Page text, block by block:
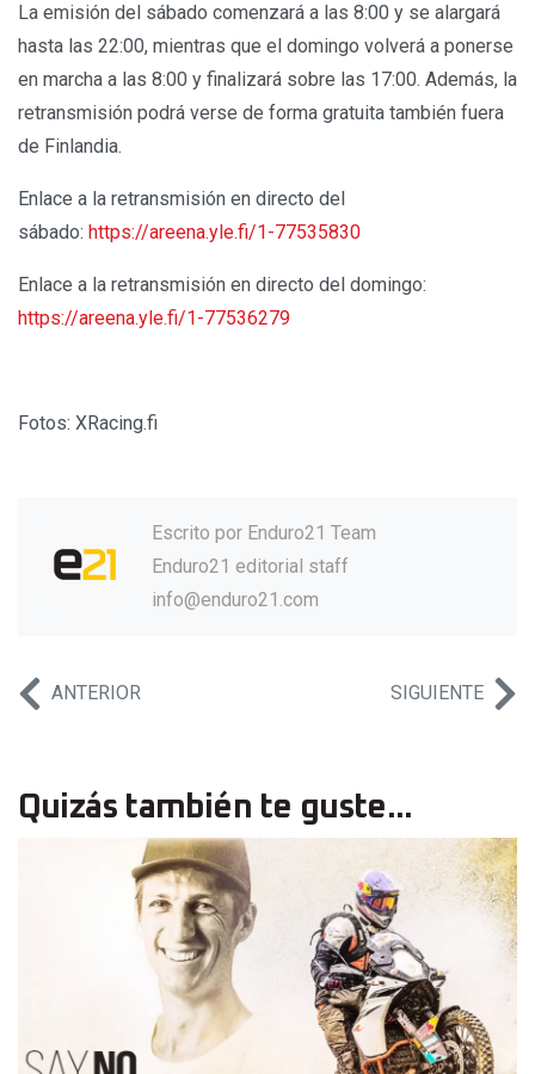
La emisión del sábado comenzará a las 8:00 y se alargará
hasta las 22:00, mientras que el domingo volverá a ponerse
en marcha a las 8:00 y finalizará sobre las 17:00. Además, la
retransmisión podrá verse de forma gratuita también fuera
de Finlandia.
Enlace a la retransmisión en directo del
sábado: https://areena.yle.fi/1-77535830
Enlace a la retransmisión en directo del domingo:
https://areena.yle.fi/1-77536279
Fotos: XRacing.fi
Escrito por Enduro21 Team
Enduro21 editorial staff
info@enduro21.com
ANTERIOR SIGUIENTE
Quizás también te guste...